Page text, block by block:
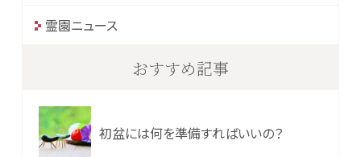
霊園ニュース
おすすめ記事
初盆には何を準備すればいいの？